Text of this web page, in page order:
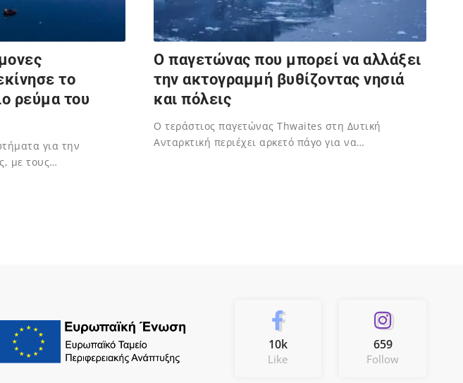
το
ρεύμα του
για την
με τους…
Ο παγετώνας που μπορεί να αλλάξει
την ακτογραμμή βυθίζοντας νησιά
και πόλεις
Ο τεράστιος παγετώνας Thwaites στη Δυτική
Ανταρκτική περιέχει αρκετό πάγο για να…
10k
Like
659
Follow